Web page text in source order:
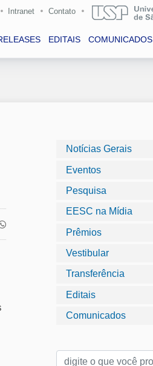
Intranet Contato
EDITAIS COMUNICADOS
Notícias Gerais
Eventos
Pesquisa
EESC na Mídia
Prêmios
Vestibular
Transferência
Editais
Comunicados